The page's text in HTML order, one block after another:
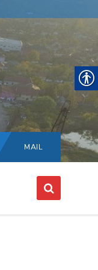
Choose
language:
MAIL